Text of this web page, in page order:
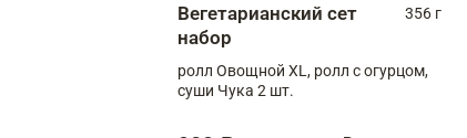
Вегетарианский сет
набор
356 г
ролл Овощной XL, ролл с огурцом,
суши Чука 2 шт.